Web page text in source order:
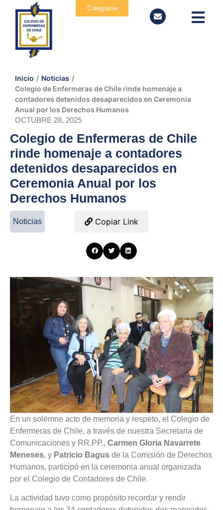
Colegiarse
Inicio / Noticias /
Colegio de Enfermeras de Chile rinde homenaje a
contadores detenidos desaparecidos en Ceremonia
Anual por los Derechos Humanos
OCTUBRE 28, 2025
Colegio de Enfermeras de Chile
rinde homenaje a contadores
detenidos desaparecidos en
Ceremonia Anual por los
Derechos Humanos
Noticias Copiar Link
En un solemne acto de memoria y respeto, el Colegio de
Enfermeras de Chile, a través de nuestra Secretaria de
Comunicaciones y RR.PP., Carmen Gloria Navarrete
Meneses, y Patricio Bagus de la Comisión de Derechos
Humanos, participó en la ceremonia anual organizada
por el Colegio de Contadores de Chile.
La actividad tuvo como propósito recordar y rendir